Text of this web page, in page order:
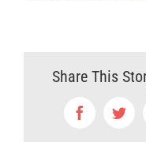
Hledat:
Share This
Facebook